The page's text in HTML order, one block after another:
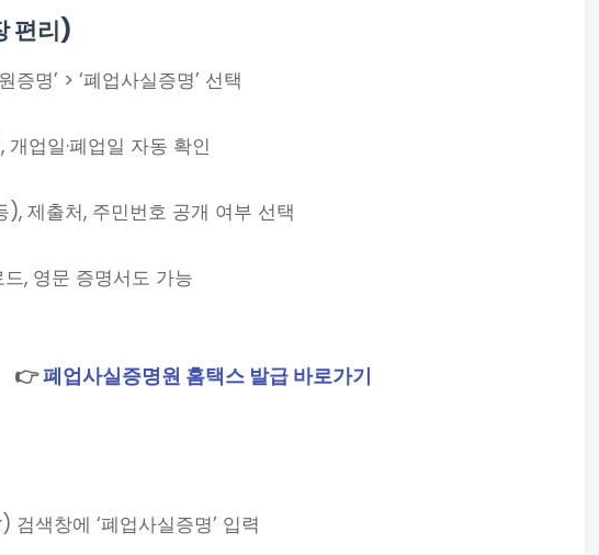
편리)
증명’ > ‘폐업사실증명’ 선택
업일·폐업일 자동 확인
제출처, 주민번호 공개 여부 선택
드, 영문 증명서도 가능
👉폐업사실증명원 홈택스 발급 바로가기
) 검색창에 ‘폐업사실증명’ 입력